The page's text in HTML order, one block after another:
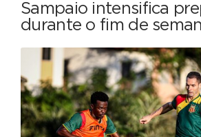
Sampaio intensifica
durante o fim de